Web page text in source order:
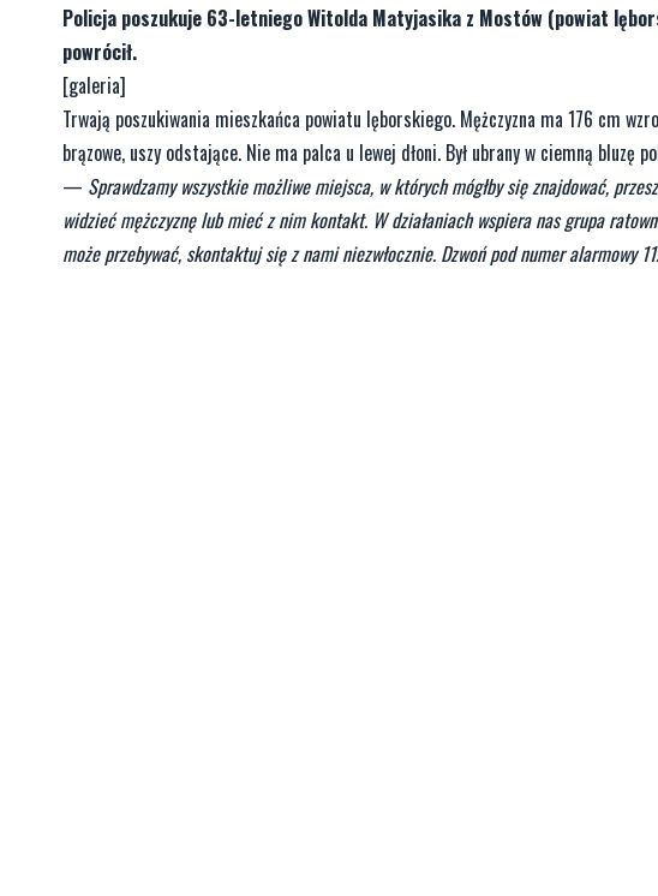
Policja poszukuje 63-letniego Witolda Matyjasika z Mostów (powiat
powrócił.
[galeria]
Trwają poszukiwania mieszkańca powiatu lęborskiego. Mężczyzna ma 176 cm
brązowe, uszy odstające. Nie ma palca u lewej dłoni. Był ubrany w ciemną bluzę
— Sprawdzamy wszystkie możliwe miejsca, w których mógłby się znajdować,
widzieć mężczyznę lub mieć z nim kontakt. W działaniach wspiera nas grupa
może przebywać, skontaktuj się z nami niezwłocznie. Dzwoń pod numer alarmowy